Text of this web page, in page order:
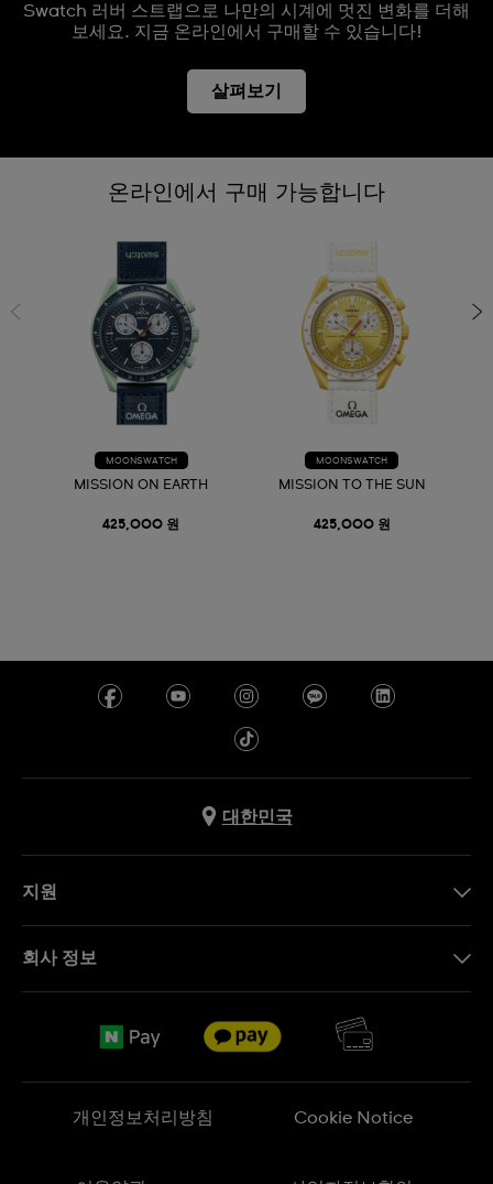
Swatch 러버 스트랩으로 나만의 시계에 멋진 변화를 더해
보세요. 지금 온라인에서 구매할 수 있습니다!
살펴보기
온라인에서 구매 가능합니다
MOONSWATCH
MISSION ON EARTH
425,000 원
MOONSWATCH
MISSION TO THE SUN
425,000 원
대한민국
지원
반품 정책
회사 정보
Sitemap
개인정보처리방침 Cookie Notice